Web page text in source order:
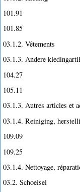
101.91
101.85
03.1.2. Vêtements
03.1.3. Andere
104.27
105.11
03.1.3. Autres articles et
03.1.4. Reiniging,
109.09
109.25
03.1.4. Nettoyage,
03.2. Schoeisel